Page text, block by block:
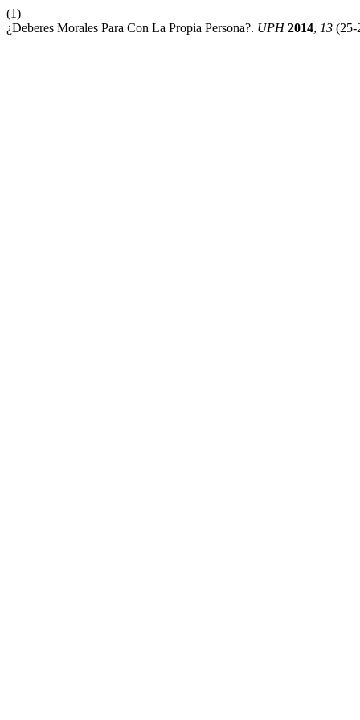
(1)
¿Deberes Morales Para Con La Propia Persona?. UPH 2014, 13 (25-